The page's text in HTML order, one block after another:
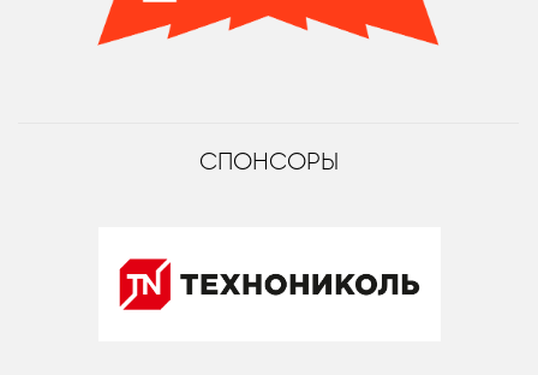
СПОНСОРЫ